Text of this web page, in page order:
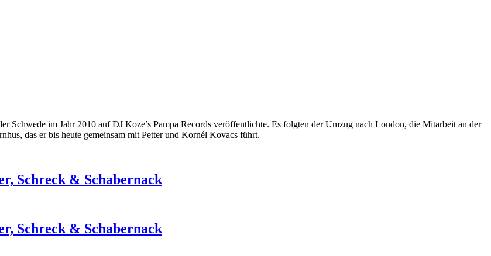
Schwede im Jahr 2010 auf DJ Koze’s Pampa Records veröffentlichte. Es folgten der Umzug nach London, die Mitarbeit an der
das er bis heute gemeinsam mit Petter und Kornél Kovacs führt.
Schreck & Schabernack
Schreck & Schabernack